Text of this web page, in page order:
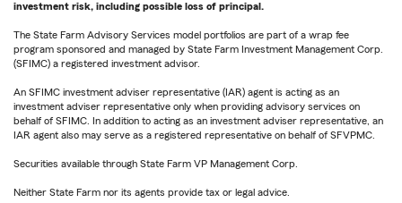
investment risk, including possible loss of principal.
The State Farm Advisory Services model portfolios are part of a wrap fee
program sponsored and managed by State Farm Investment Management Corp.
(SFIMC) a registered investment advisor.
An SFIMC investment adviser representative (IAR) agent is acting as an
investment adviser representative only when providing advisory services on
behalf of SFIMC. In addition to acting as an investment adviser representative, an
IAR agent also may serve as a registered representative on behalf of SFVPMC.
Securities available through State Farm VP Management Corp.
Neither State Farm nor its agents provide tax or legal advice.